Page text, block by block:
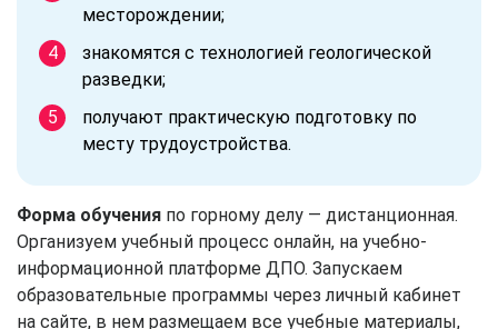
месторождении;
знакомятся с технологией геологической
разведки;
получают практическую подготовку по
месту трудоустройства.
Форма обучения по горному делу — дистанционная.
Организуем учебный процесс онлайн, на учебно-
информационной платформе ДПО. Запускаем
образовательные программы через личный кабинет
на сайте, в нем размещаем все учебные материалы,